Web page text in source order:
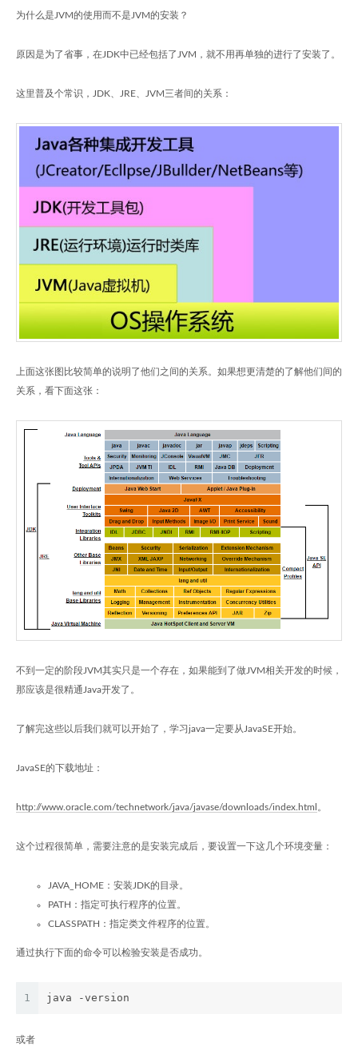
为什么是JVM的使用而不是JVM的安装？
原因是为了省事，在JDK中已经包括了JVM，就不用再单独的进行了安装了。
这里普及个常识，JDK、JRE、JVM三者间的关系：
上面这张图比较简单的说明了他们之间的关系。如果想更清楚的了解他们间的
关系，看下面这张：
不到一定的阶段JVM其实只是一个存在，如果能到了做JVM相关开发的时候，
那应该是很精通Java开发了。
了解完这些以后我们就可以开始了，学习java一定要从JavaSE开始。
JavaSE的下载地址：
http://www.oracle.com/technetwork/java/javase/downloads/index.html 。
这个过程很简单，需要注意的是安装完成后，要设置一下这几个环境变量：
JAVA_HOME：安装JDK的目录。
PATH：指定可执行程序的位置。
CLASSPATH：指定类文件程序的位置。
通过执行下面的命令可以检验安装是否成功。
1 java -version
或者